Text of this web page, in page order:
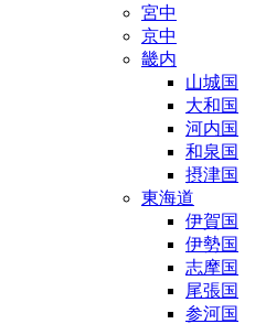
宮中
京中
畿内
山城国
大和国
河内国
和泉国
摂津国
東海道
伊賀国
伊勢国
志摩国
尾張国
参河国